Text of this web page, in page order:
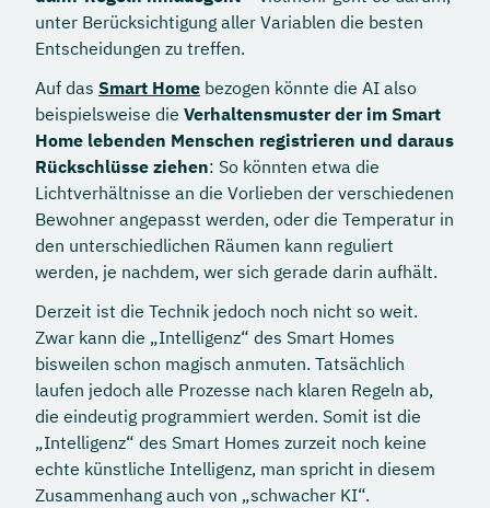
unter Berücksichtigung aller Variablen die besten
Entscheidungen zu treffen.
Auf das Smart Home bezogen könnte die AI also
beispielsweise die Verhaltensmuster der im Smart
Home lebenden Menschen registrieren und daraus
Rückschlüsse ziehen: So könnten etwa die
Lichtverhältnisse an die Vorlieben der verschiedenen
Bewohner angepasst werden, oder die Temperatur in
den unterschiedlichen Räumen kann reguliert
werden, je nachdem, wer sich gerade darin aufhält.
Derzeit ist die Technik jedoch noch nicht so weit.
Zwar kann die „Intelligenz“ des Smart Homes
bisweilen schon magisch anmuten. Tatsächlich
laufen jedoch alle Prozesse nach klaren Regeln ab,
die eindeutig programmiert werden. Somit ist die
„Intelligenz“ des Smart Homes zurzeit noch keine
echte künstliche Intelligenz, man spricht in diesem
Zusammenhang auch von „schwacher KI“.